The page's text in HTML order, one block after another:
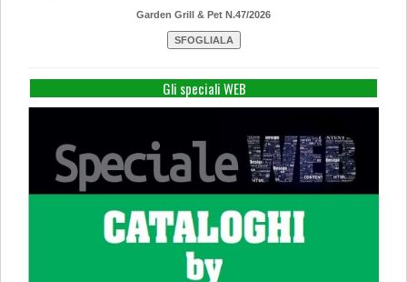
Garden Grill & Pet N.47/2026
Gli speciali WEB